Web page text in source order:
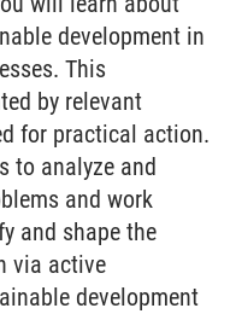
development in
This
by relevant
for practical action.
to analyze and
and work
and shape the
via active
development